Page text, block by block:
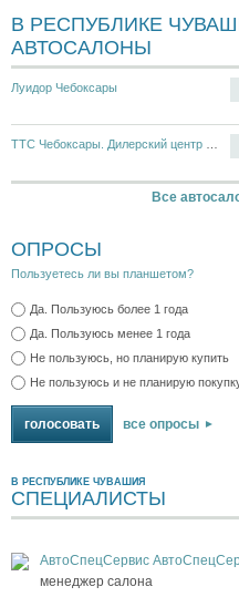
В РЕСПУБЛИКЕ
АВТОСАЛОНЫ
Луидор Чебоксары
Все
ОПРОСЫ
Пользуетесь ли вы планшетом?
Да. Пользуюсь более 1 года
Да. Пользуюсь менее 1 года
Не пользуюсь, но планирую купить
Не пользуюсь и не планирую
все опросы
В РЕСПУБЛИКЕ ЧУВАШИЯ
СПЕЦИАЛИСТЫ
АвтоСпецСервис
менеджер салона